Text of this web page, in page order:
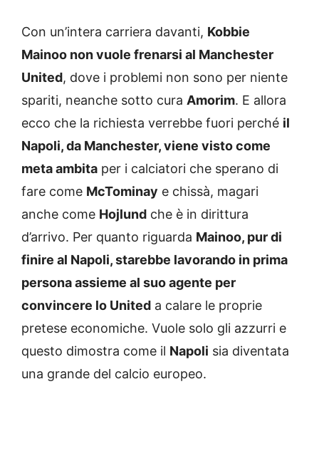
Con un’intera carriera davanti, Kobbie
Mainoo non vuole frenarsi al Manchester
United, dove i problemi non sono per niente
spariti, neanche sotto cura Amorim. E allora
ecco che la richiesta verrebbe fuori perché il
Napoli, da Manchester, viene visto come
meta ambita per i calciatori che sperano di
fare come McTominay e chissà, magari
anche come Hojlund che è in dirittura
d’arrivo. Per quanto riguarda Mainoo, pur di
finire al Napoli, starebbe lavorando in prima
persona assieme al suo agente per
convincere lo United a calare le proprie
pretese economiche. Vuole solo gli azzurri e
questo dimostra come il Napoli sia diventata
una grande del calcio europeo.